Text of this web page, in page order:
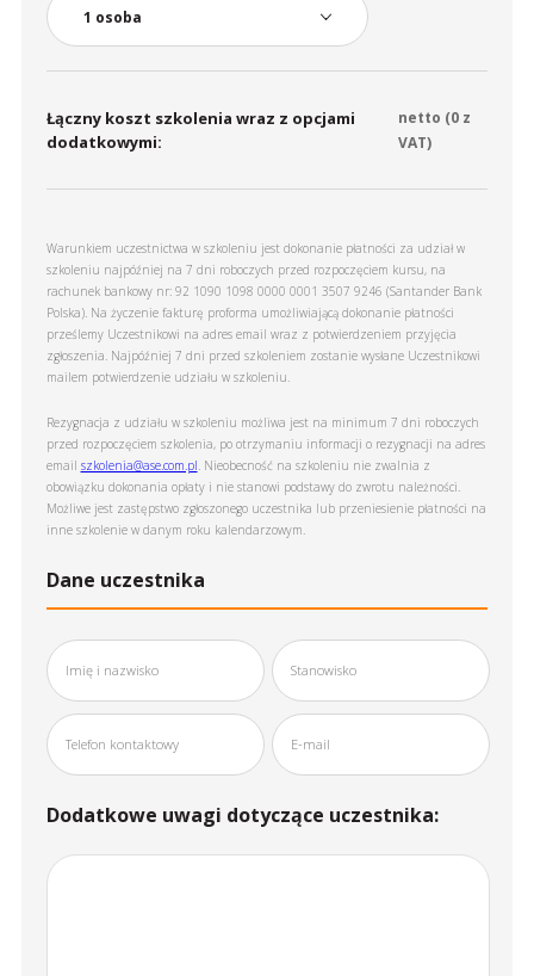
Łączny koszt szkolenia wraz z opcjami
dodatkowymi:
netto (0z
VAT)
Warunkiem uczestnictwa w szkoleniu jest dokonanie płatności za udział w
szkoleniu najpóźniej na 7 dni roboczych przed rozpoczęciem kursu, na
rachunek bankowy nr: 92 1090 1098 0000 0001 3507 9246 (Santander Bank
Polska). Na życzenie fakturę proforma umożliwiającą dokonanie płatności
prześlemy Uczestnikowi na adres email wraz z potwierdzeniem przyjęcia
zgłoszenia. Najpóźniej 7 dni przed szkoleniem zostanie wysłane Uczestnikowi
mailem potwierdzenie udziału w szkoleniu.
Rezygnacja z udziału w szkoleniu możliwa jest na minimum 7 dni roboczych
przed rozpoczęciem szkolenia, po otrzymaniu informacji o rezygnacji na adres
email szkolenia@ase.com.pl. Nieobecność na szkoleniu nie zwalnia z
obowiązku dokonania opłaty i nie stanowi podstawy do zwrotu należności.
Możliwe jest zastępstwo zgłoszonego uczestnika lub przeniesienie płatności na
inne szkolenie w danym roku kalendarzowym.
Dane uczestnika
Dodatkowe uwagi dotyczące uczestnika: